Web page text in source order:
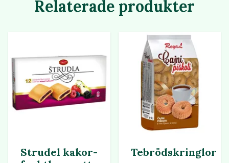
Relaterade produkter
Strudel kakor-
Tebrödskringlor